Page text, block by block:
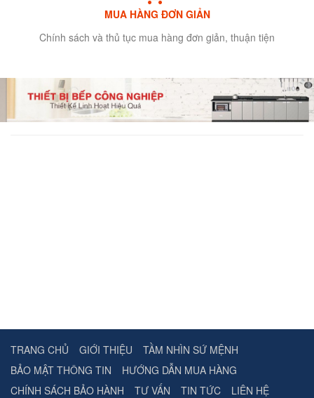
MUA HÀNG ĐƠN GIẢN
Chính sách và thủ tục mua hàng đơn giản, thuận tiện
TRANG CHỦ GIỚI THIỆU
TẦM NHÌN SỨ MỆNH
BẢO MẬT THÔNG TIN
HƯỚNG DẪN MUA HÀNG
CHÍNH SÁCH BẢO HÀNH
TƯ VẤN TIN TỨC LIÊN HỆ